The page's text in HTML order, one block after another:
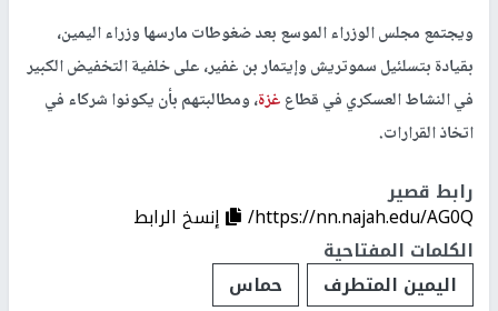
ويجتمع مجلس الوزراء الموسع بعد ضغوطات مارسها وزراء اليمين،
بقيادة بتسلئيل سموتريش وإيتمار بن غفير، على خلفية التخفيض الكبير
في النشاط العسكري في قطاعغزة، ومطالبتهم بأن يكونوا شركاء في
اتخاذ القرارات.
رابط قصير
https://nn.najah.edu/AG0Q/
إنسخ الرابط
الكلمات المفتاحية
اليمين المتطرف
حماس